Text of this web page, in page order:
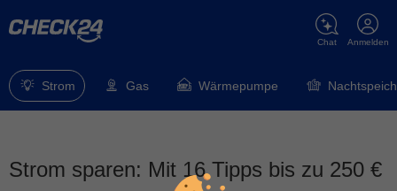
Anmelden
Chat
Strom Gas Wärmepumpe
Strom sparen: Mit 16 Tipps bis zu 250 €